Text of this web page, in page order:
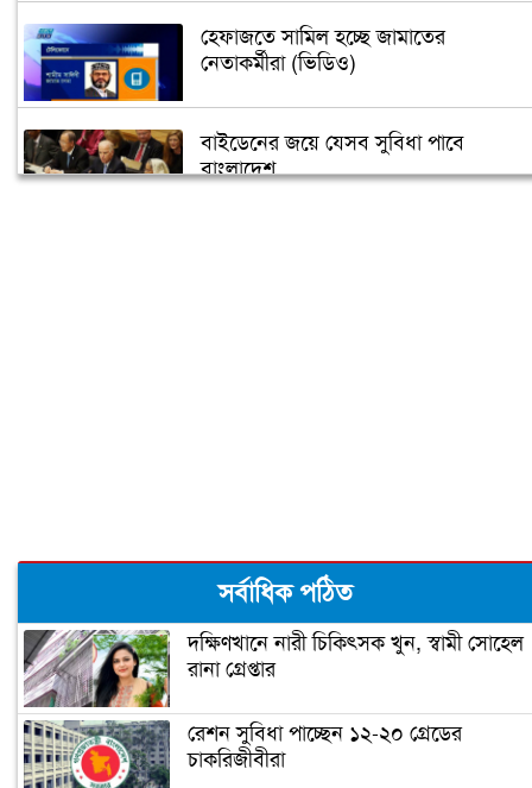
হেফাজতে সামিল হচ্ছে জামাতের
নেতাকর্মীরা (ভিডিও)
বাইডেনের জয়ে যেসব সুবিধা পাবে
বাংলাদেশ
মধ্যবিত্তদের জন্য তৈরি ফ্ল্যাটের দাম আকাশ
ছোঁয়া (ভিডিও)
প্রধানমন্ত্রী আজ উদ্বোধন করবেন গোলাম
সর্বাধিক পঠিত
দক্ষিণখানে নারী চিকিৎসক খুন, স্বামী সোহেল
রানা গ্রেপ্তার
রেশন সুবিধা পাচ্ছেন ১২-২০ গ্রেডের
চাকরিজীবীরা